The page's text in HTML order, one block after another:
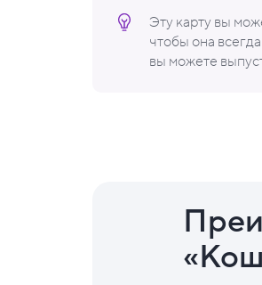
Эту карту вы
чтобы она
вы можете